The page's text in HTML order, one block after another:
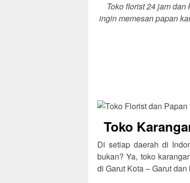
Toko florist 24 jam
ingin memesan papan
Toko
Di setiap daerah di
bukan? Ya, toko
di Garut Kota – Garut